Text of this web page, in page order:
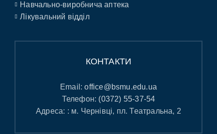
Навчально-виробнича аптека
Лікувальний відділ
КОНТАКТИ
Email:office@bsmu.edu.ua
Телефон: (0372) 55-37-54
Адреса: : м. Чернівці, пл. Театральна, 2